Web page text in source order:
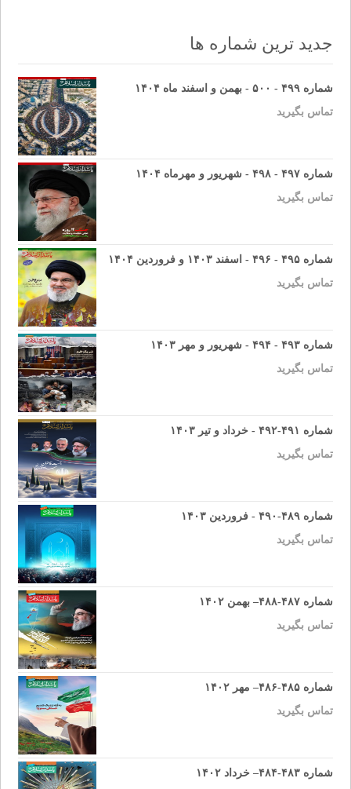
جدید ترین شماره ها
شماره ۴۹۹ - ۵۰۰ - بهمن و اسفند ماه ۱۴۰۴
تماس بگیرید
شماره ۴۹۷ - ۴۹۸ - شهریور و مهرماه ۱۴۰۴
تماس بگیرید
شماره ۴۹۵ - ۴۹۶ - اسفند ۱۴۰۳ و فروردین ۱۴۰۴
تماس بگیرید
شماره ۴۹۳ - ۴۹۴ - شهریور و مهر ۱۴۰۳
تماس بگیرید
شماره ۴۹۱-۴۹۲ - خرداد و تیر ۱۴۰۳
تماس بگیرید
شماره ۴۸۹-۴۹۰ - فروردین ۱۴۰۳
تماس بگیرید
شماره ۴۸۷-۴۸۸– بهمن ۱۴۰۲
تماس بگیرید
شماره ۴۸۵-۴۸۶– مهر ۱۴۰۲
تماس بگیرید
شماره ۴۸۳-۴۸۴– خرداد ۱۴۰۲